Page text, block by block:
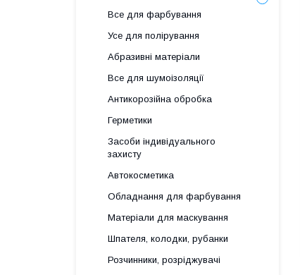
Все для фарбування
Усе для полірування
Абразивні матеріали
Все для шумоізоляції
Антикорозійна обробка
Герметики
Засоби індивідуального
захисту
Автокосметика
Обладнання для фарбування
Матеріали для маскування
Шпателя, колодки, рубанки
Розчинники, розріджувачі